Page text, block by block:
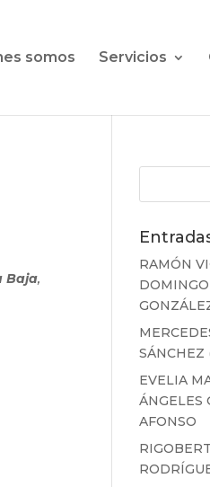
somos Servicios
Baja,
RAMÓN
SÁNCHEZ
EVELIA
ÁNGELES
AFONSO